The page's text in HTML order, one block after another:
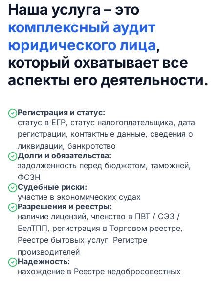
Наша услуга – это
комплексный аудит
юридического лица,
который охватывает все
аспекты его деятельности.
Регистрация и статус:
статус в ЕГР, статус налогоплательщика, дата
регистрации, контактные данные, сведения о
ликвидации, банкротство
Долги и обязательства:
задолженность перед бюджетом, таможней,
ФСЗН
Судебные риски:
участие в экономических судах
Разрешения и реестры:
наличие лицензий, членство в ПВТ / СЭЗ /
БелТПП, регистрация в Торговом реестре,
Реестре бытовых услуг, Регистре
производителей
Надежность:
нахождение в Реестре недобросовестных